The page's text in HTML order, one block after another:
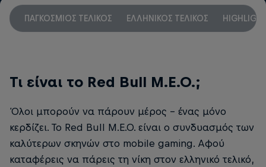
ΠΑΓΚΟΣΜΙΟΣ ΤΕΛΙΚΟΣ ΕΛΛΗΝΙΚΟΣ ΤΕΛΙΚΟΣ
Τι είναι το Red Bull M.E.O.;
Όλοι μπορούν να πάρουν μέρος – ένας μόνο
κερδίζει. Το Red Bull M.E.O. είναι ο συνδυασμός των
καλύτερων σκηνών στο mobile gaming. Αφού
καταφέρεις να πάρεις τη νίκη στον ελληνικό τελικό,